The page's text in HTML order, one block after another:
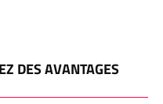
DES AVANTAGES